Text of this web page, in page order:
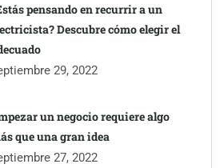
pensando en recurrir a un
Descubre cómo elegir el
29, 2022
un negocio requiere algo
que una gran idea
27, 2022